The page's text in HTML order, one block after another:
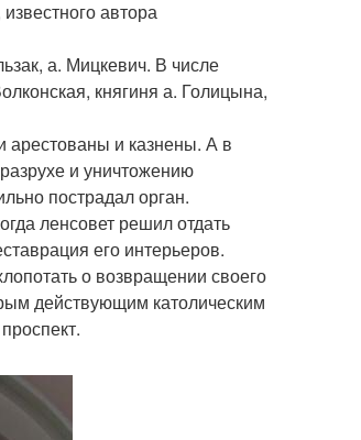
автора
а. Мицкевич. В числе
княгиня а. Голицына,
арестованы и казнены. А в
и уничтожению
пострадал орган.
ленсовет решил отдать
его интерьеров.
о возвращении своего
действующим католическим